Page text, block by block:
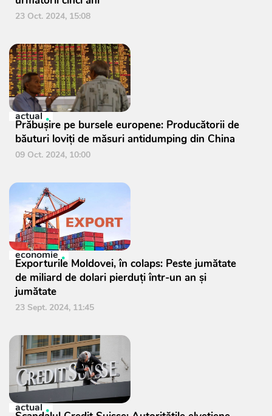
23 Oct. 2024, 15:08
actual
Prăbușire pe bursele europene: Producătorii de
băuturi loviți de măsuri antidumping din China
09 Oct. 2024, 10:00
economie
Exporturile Moldovei, în colaps: Peste jumătate
de miliard de dolari pierduți într-un an și
jumătate
23 Sept. 2024, 11:45
actual